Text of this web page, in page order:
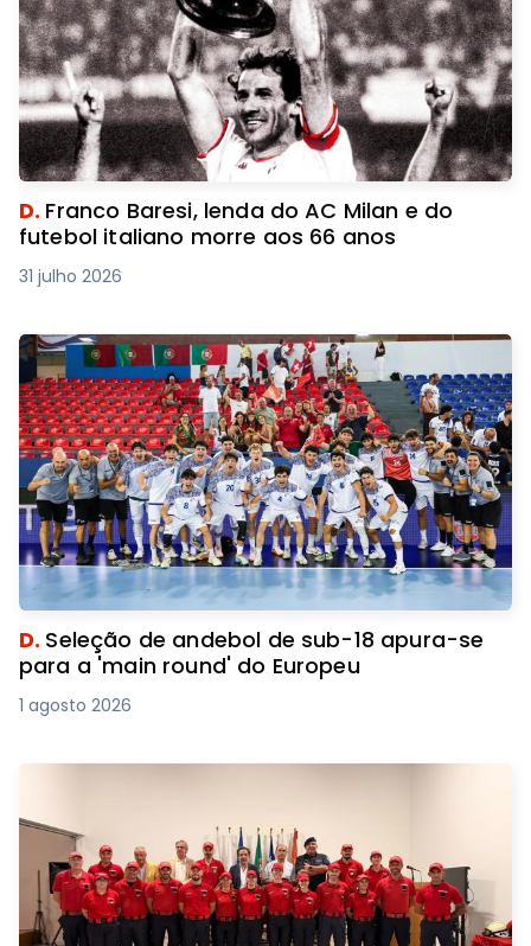
D. Franco Baresi, lenda do AC Milan e do
futebol italiano morre aos 66 anos
31 julho 2026
D. Seleção de andebol de sub-18 apura-se
para a 'main round' do Europeu
1 agosto 2026